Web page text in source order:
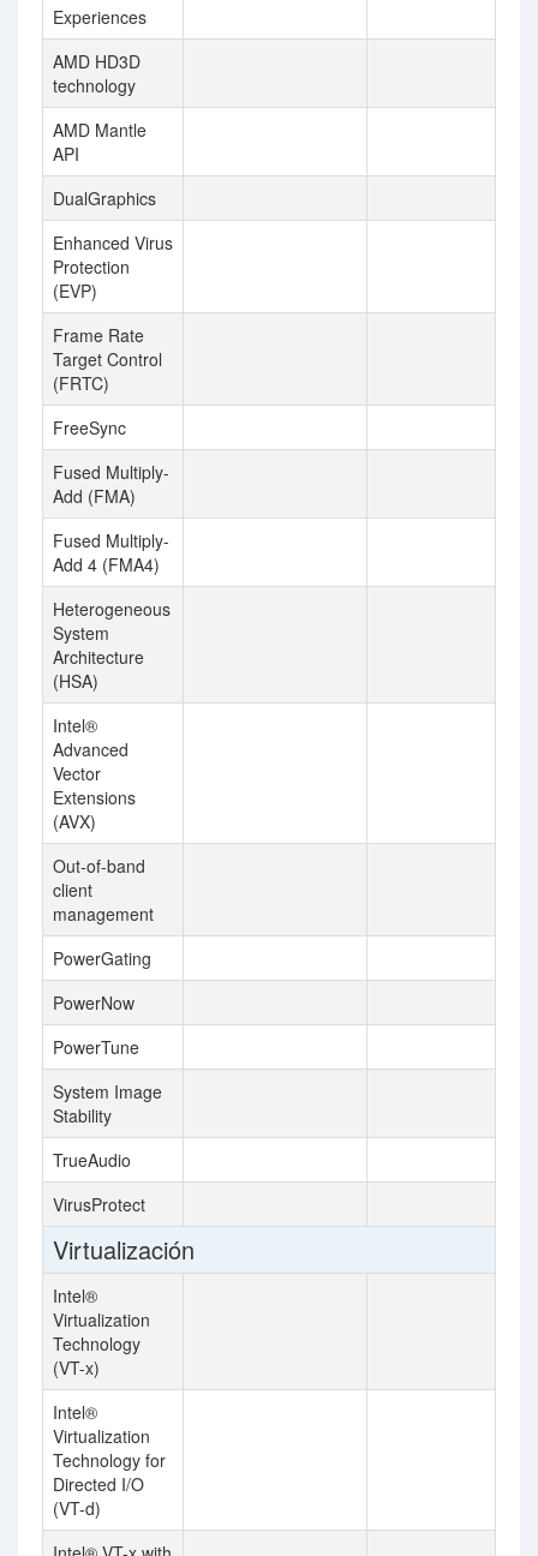
Experiences
AMD HD3D
technology
AMD Mantle
API
DualGraphics
Enhanced Virus
Protection
(EVP)
Frame Rate
Target Control
(FRTC)
FreeSync
Fused Multiply-
Add (FMA)
Fused Multiply-
Add 4 (FMA4)
Heterogeneous
System
Architecture
(HSA)
Intel®
Advanced
Vector
Extensions
(AVX)
Out-of-band
client
management
PowerGating
PowerNow
PowerTune
System Image
Stability
TrueAudio
VirusProtect
Virtualización
Intel®
Virtualization
Technology
(VT-x)
Intel®
Virtualization
Technology for
Directed I/O
(VT-d)